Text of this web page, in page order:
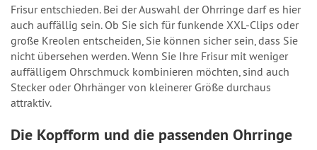
Frisur entschieden. Bei der Auswahl der Ohrringe darf es hier
auch auffällig sein. Ob Sie sich für funkende XXL-Clips oder
große Kreolen entscheiden, Sie können sicher sein, dass Sie
nicht übersehen werden. Wenn Sie Ihre Frisur mit weniger
auffälligem Ohrschmuck kombinieren möchten, sind auch
Stecker oder Ohrhänger von kleinerer Größe durchaus
attraktiv.
Die Kopfform und die passenden Ohrringe